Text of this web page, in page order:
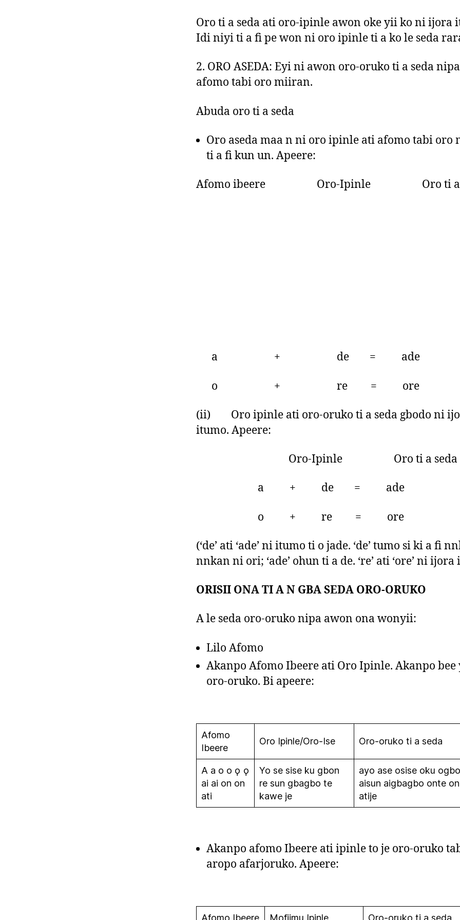
Oro ti a seda ati oro-ipinle awon oke yii ko ni ijora
Idi niyi ti a fi pe won ni oro ipinle ti a ko le seda
2. ORO ASEDA: Eyi ni awon oro-oruko ti a seda
afomo tabi oro miiran.
Abuda oro ti a seda
Oro aseda maa n ni oro ipinle ati afomo tabi oro
ti a fi kun un. Apeere:
Afomo ibeere Oro-Ipinle Oro ti a
a + de = ade
o + re = ore
(ii) Oro ipinle ati oro-oruko ti a seda gbodo ni
itumo. Apeere:
Oro-Ipinle Oro ti a seda
a + de = ade
o + re = ore
(‘de’ ati ‘ade’ ni itumo ti o jade. ‘de’ tumo si ki a fi
nnkan ni ori; ‘ade’ ohun ti a de. ‘re’ ati ‘ore’ ni
ORISII ONA TI A N GBA SEDA ORO-ORUKO
A le seda oro-oruko nipa awon ona wonyii:
Lilo Afomo
Akanpo Afomo Ibeere ati Oro Ipinle. Akanpo bee
oro-oruko. Bi apeere:
Afomo
Ibeere
Oro Ipinle/Oro-Ise Oro-oruko ti a seda
A a o o ϙ ϙ
ai ai on on
ati
Yo se sise ku gbon
re sun gbagbo te
kawe je
ayo ase osise oku
aisun aigbagbo onte
atije
Akanpo afomo Ibeere ati ipinle to je oro-oruko
aropo afarjoruko. Apeere:
Afomo Ibeere Mofiimu Ipinle Oro-oruko ti a seda